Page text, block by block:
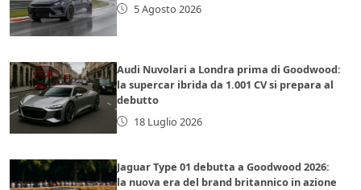
5 Agosto 2026
Audi Nuvolari a Londra prima di Goodwood:
la supercar ibrida da 1.001 CV si prepara al
debutto
18 Luglio 2026
Jaguar Type 01 debutta a Goodwood 2026:
la nuova era del brand britannico in azione